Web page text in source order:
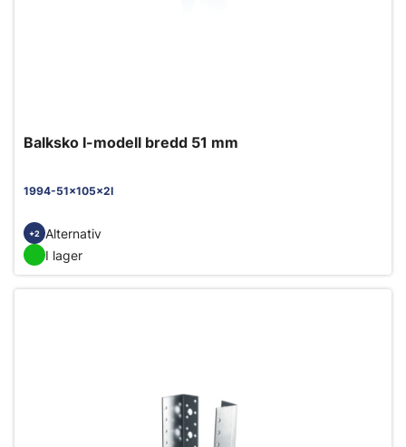
Balksko I-modell bredd 51 mm
1994-51x105x2I
+2
Alternativ
I lager